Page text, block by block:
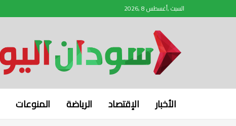
السبت ,أغسطس 8 ,2026
الأخبار الإقتصاد الرياضة المنوعات